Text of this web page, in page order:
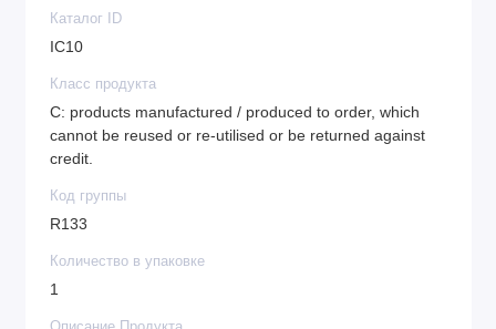
Каталог ID
IC10
Класс продукта
C: products manufactured / produced to order, which
cannot be reused or re-utilised or be returned against
credit.
Код группы
R133
Количество в упаковке
1